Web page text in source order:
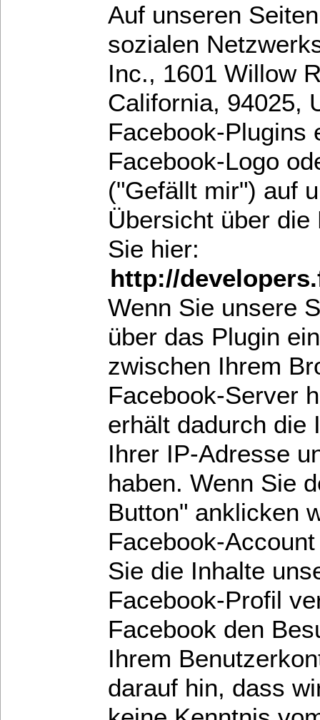
Auf unseren
sozialen
Inc., 1601 Willow
California, 94025,
Facebook-Plugins
Facebook-Logo
("Gefällt mir") auf
Übersicht über
Sie hier:
http://
Wenn Sie unsere
über das Plugin
zwischen Ihrem
Facebook-Server
erhält dadurch die
Ihrer IP-Adresse
haben. Wenn Sie
Button" anklicken
Facebook-
Sie die Inhalte
Facebook-Profil
Facebook den
Ihrem
darauf hin, dass